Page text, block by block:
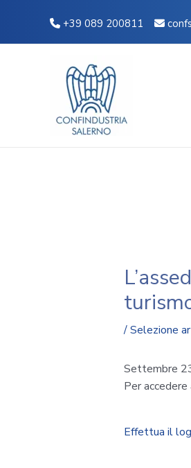
contenuto
+39 089 200811
/Selezione
Settembre
Per
Effettua il
articoli